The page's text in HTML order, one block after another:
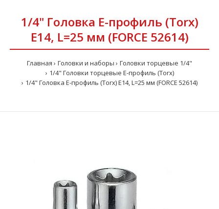
1/4" Головка E-профиль (Torx)
Е14, L=25 мм (FORCE 52614)
Главная Головки и наборы
Головки торцевые 1/4"
1/4" Головки торцевые Е-профиль (Torx)
1/4" Головка E-профиль (Torx) Е14, L=25 мм (FORCE 52614)